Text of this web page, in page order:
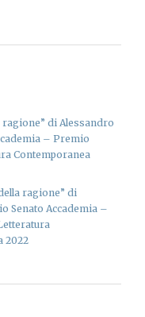
di Alessandro
– Premio
Contemporanea
ragione” di
Senato Accademia –
2022